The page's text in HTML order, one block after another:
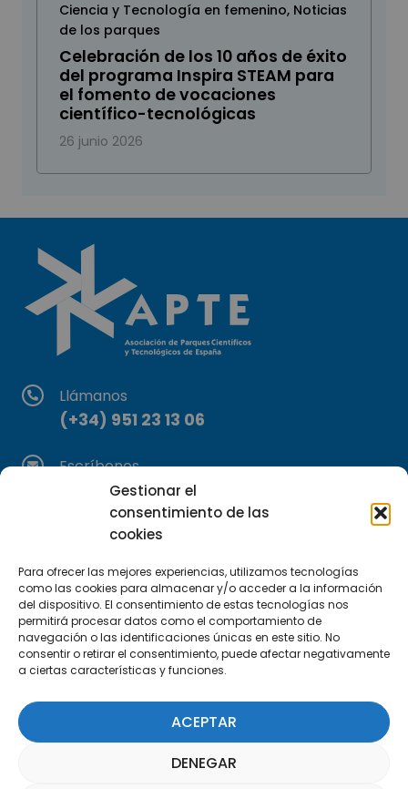
Gestionar el
consentimiento de las
cookies
Para ofrecer las mejores experiencias, utilizamos tecnologías
como las cookies para almacenar y/o acceder a la información
del dispositivo. El consentimiento de estas tecnologías nos
permitirá procesar datos como el comportamiento de
navegación o las identificaciones únicas en este sitio. No
consentir o retirar el consentimiento, puede afectar negativamente
a ciertas características y funciones.
ACEPTAR
DENEGAR
Ciencia y Tecnología en femenino, Noticias
de los parques
Celebración de los 10 años de éxito
del programa Inspira STEAM para
el fomento de vocaciones
científico-tecnológicas
26 junio 2026
Llámanos
(+34) 951 23 13 06
Escríbenos
info@apte.org
Encuéntranos
29590 Campanillas, Málaga
Suscríbete a nuestra Newsletter